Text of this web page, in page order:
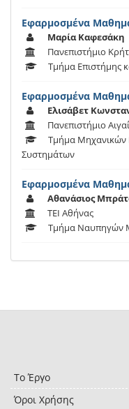
Εφαρμοσμένα
Μαρία Καφεσάκη
Πανεπιστήμιο
Τμήμα Επιστήμης
Εφαρμοσμένα
Ελισάβετ
Πανεπιστήμιο
Τμήμα Μηχανικών
Συστημάτων
Εφαρμοσμένα
Αθανάσιος
ΤΕΙ Αθήνας
Τμήμα Ναυπηγών
Το Έργο
Όροι Χρήσης